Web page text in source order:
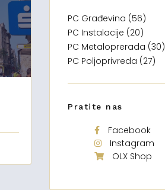
PC Građevina (56)
PC Instalacije (20)
PC Metaloprerada (30)
PC Poljoprivreda (27)
Pratite nas
Facebook
Instagram
OLX Shop